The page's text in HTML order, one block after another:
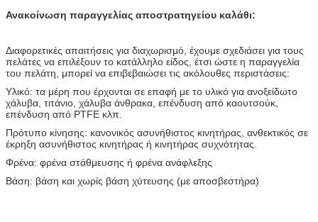
Ανακοίνωση παραγγελίας αποστρατηγείου καλάθι:
Διαφορετικές απαιτήσεις για διαχωρισμό, έχουμε σχεδιάσει για τους
πελάτες να επιλέξουν το κατάλληλο είδος, έτσι ώστε η παραγγελία
του πελάτη, μπορεί να επιβεβαιώσει τις ακόλουθες περιστάσεις:
Υλικό: τα μέρη που έρχονται σε επαφή με το υλικό για ανοξείδωτο
χάλυβα, τιτάνιο, χάλυβα άνθρακα, επένδυση από καουτσούκ,
επένδυση από PTFE κλπ.
Πρότυπο κίνησης: κανονικός ασυνήθιστος κινητήρας, ανθεκτικός σε
έκρηξη ασυνήθιστος κινητήρας ή κινητήρας συχνότητας.
Φρένα: φρένα στάθμευσης ή φρένα ανάφλεξης
Βάση: βάση και χωρίς βάση χύτευσης (με αποσβεστήρα)